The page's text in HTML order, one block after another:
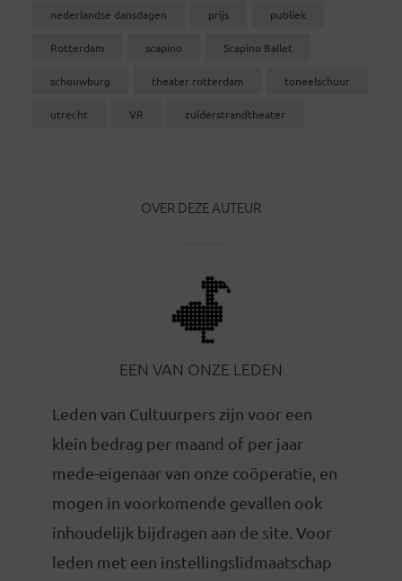
nederlandse dansdagen prijs publiek
Rotterdam scapino Scapino Ballet
schouwburg theater rotterdam toneelschuur
utrecht VR zuiderstrandtheater
OVER DEZE AUTEUR
EEN VAN ONZE LEDEN
Leden van Cultuurpers zijn voor een
klein bedrag per maand of per jaar
mede-eigenaar van onze coöperatie, en
mogen in voorkomende gevallen ook
inhoudelijk bijdragen aan de site. Voor
leden met een instellingslidmaatschap